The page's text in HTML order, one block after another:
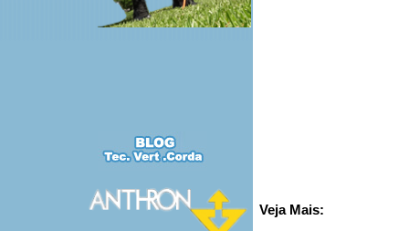
Veja Mais: